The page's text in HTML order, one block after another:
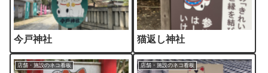
今戸神社 猫返し神社
店舗・施設のネコ看板 店舗・施設のネコ看板